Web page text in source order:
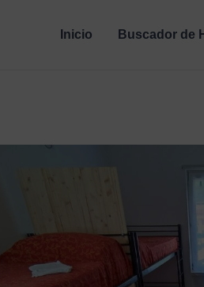
Inicio Buscador de